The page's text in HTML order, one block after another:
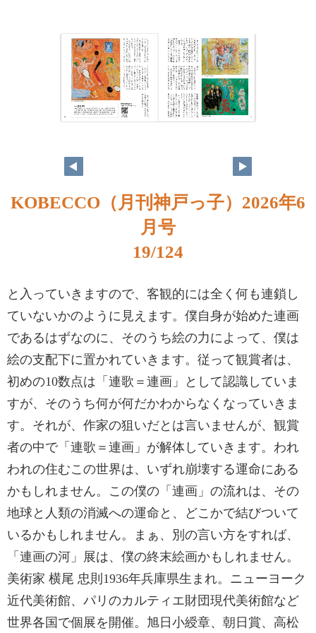
KOBECCO（月刊神戸っ子）2026年6
月号
19/124
と入っていきますので、客観的には全く何も連鎖し
ていないかのように見えます。僕自身が始めた連画
であるはずなのに、そのうち絵の力によって、僕は
絵の支配下に置かれていきます。従って観賞者は、
初めの10数点は「連歌＝連画」として認識していま
すが、そのうち何が何だかわからなくなっていきま
す。それが、作家の狙いだとは言いませんが、観賞
者の中で「連歌＝連画」が解体していきます。われ
われの住むこの世界は、いずれ崩壊する運命にある
かもしれません。この僕の「連画」の流れは、その
地球と人類の消滅への運命と、どこかで結びついて
いるかもしれません。まぁ、別の言い方をすれば、
「連画の河」展は、僕の終末絵画かもしれません。
美術家 横尾 忠則1936年兵庫県生まれ。ニューヨーク
近代美術館、パリのカルティエ財団現代美術館など
世界各国で個展を開催。旭日小綬章、朝日賞、高松